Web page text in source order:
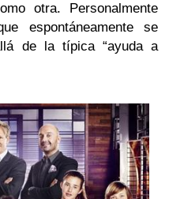
otra. Personalmente
espontáneamente se
de la típica “ayuda a